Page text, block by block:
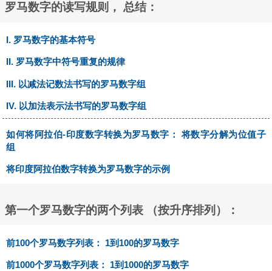
罗马数字的读写规则， 总结：
I. 罗马数字的基本符号
II. 罗马数字中符号重复的规律
III. 以减法记数法书写的罗马数字组
IV. 以加法表示法书写的罗马数字组
如何将阿拉伯-印度数字转换为罗马数字： 将数字分解为位值子
组
将印度阿拉伯数字转换为罗马数字的示例
第一个罗马数字的两个列表 （按升序排列）：
前100个罗马数字列表： 1到100的罗马数字
前1000个罗马数字列表： 1到1000的罗马数字